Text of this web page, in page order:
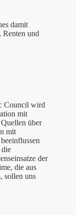
damit
Renten und
Council wird
mit
über
mit
der
die aus
sollen uns